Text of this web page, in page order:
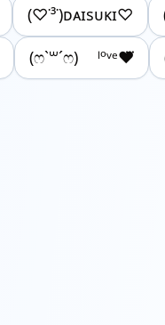
(♡˙³˙)ᴅᴀɪsᴜᴋɪ♡
(ෆ`꒳´ෆ) ˡºᵛᵉ❤⃛